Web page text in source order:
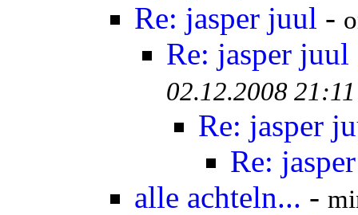
Re: jasper juul -
Re: jasper juul
02.12.2008 21:11
Re: jasper
Re:
alle achteln... -